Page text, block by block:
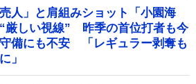
人」と肩組みショット「小園海
厳しい視線” 昨季の首位打者も今
備にも不安 「レギュラー剥奪も
」